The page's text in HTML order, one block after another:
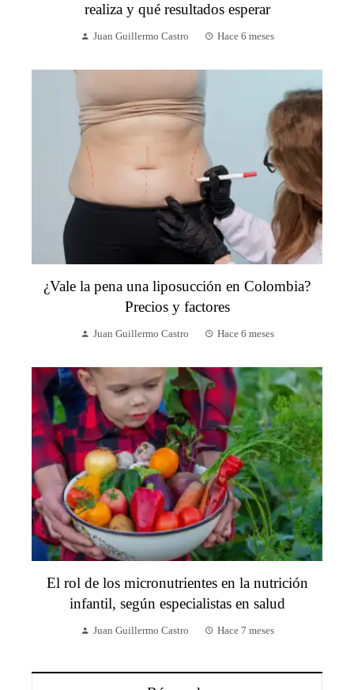
realiza y qué resultados esperar
Juan Guillermo Castro Hace 6 meses
¿Vale la pena una liposucción en Colombia?
Precios y factores
Juan Guillermo Castro Hace 6 meses
El rol de los micronutrientes en la nutrición
infantil, según especialistas en salud
Juan Guillermo Castro Hace 7 meses